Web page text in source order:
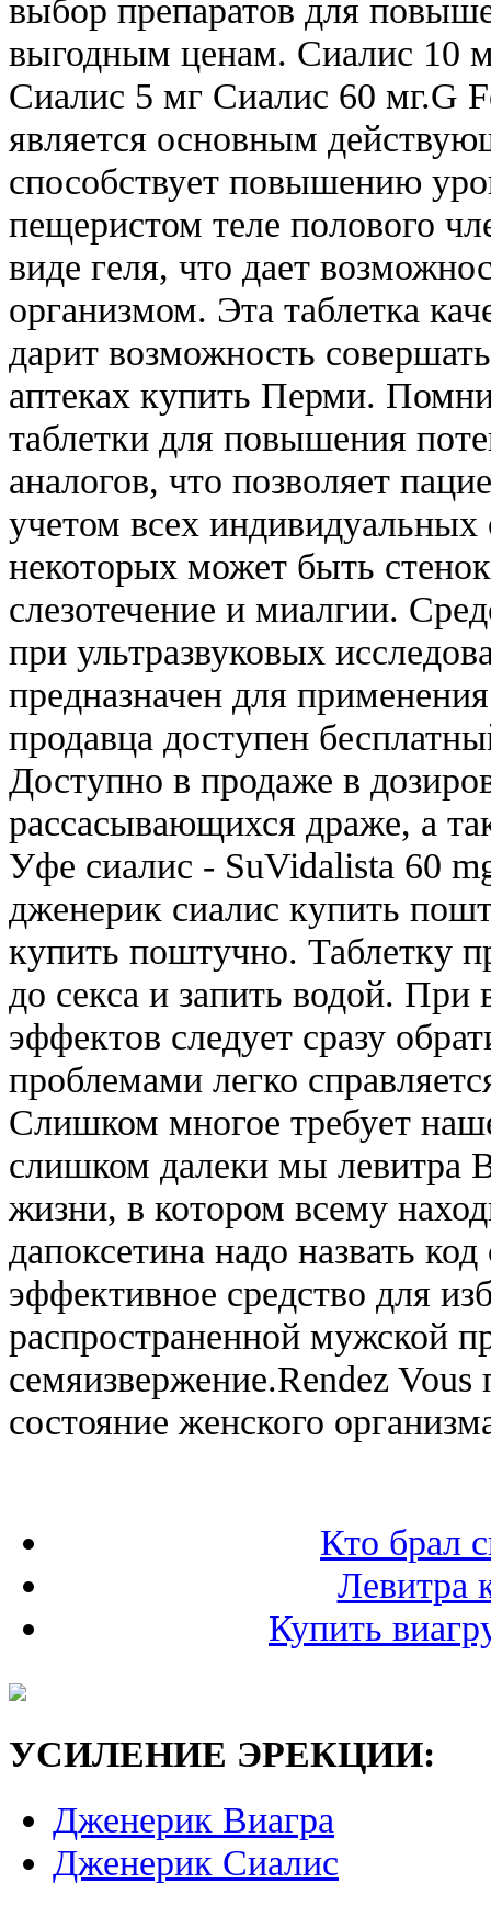
выбор препаратов для
выгодным ценам. Сиалис 10
Сиалис 5 мг Сиалис 60 мг.G
является основным
способствует повышению
пещеристом теле полового
виде геля, что дает
организмом. Эта таблетка
дарит возможность
аптеках купить Перми.
таблетки для повышения
аналогов, что позволяет
учетом всех
некоторых может быть
слезотечение и миалгии.
при ультразвуковых
предназначен для
продавца доступен
Доступно в продаже в
рассасывающихся драже, а
Уфе сиалис - SuVidalista 60
дженерик сиалис купить
купить поштучно. Таблетку
до секса и запить водой.
эффектов следует сразу
проблемами легко
Слишком многое требует
слишком далеки мы левитра
жизни, в котором всему
дапоксетина надо назвать
эффективное средство для
распространенной мужской
семяизвержение.Rendez
состояние женского
Кто брал
Левитра
Купить
УСИЛЕНИЕ ЭРЕКЦИИ:
Дженерик Виагра
Дженерик Сиалис